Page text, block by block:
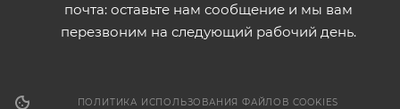
почта: оставьте нам сообщение и мы вам
перезвоним на следующий рабочий день.
ПОЛИТИКА ИСПОЛЬЗОВАНИЯ ФАЙЛОВ COOKIES